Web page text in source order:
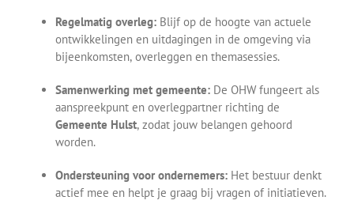
Regelmatig overleg: Blijf op de hoogte van actuele
ontwikkelingen en uitdagingen in de omgeving via
bijeenkomsten, overleggen en themasessies.
Samenwerking met gemeente: De OHW fungeert als
aanspreekpunt en overlegpartner richting de
Gemeente Hulst, zodat jouw belangen gehoord
worden.
Ondersteuning voor ondernemers: Het bestuur denkt
actief mee en helpt je graag bij vragen of initiatieven.